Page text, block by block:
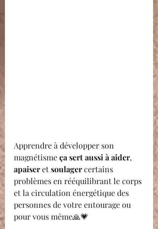
Apprendre à développer son
magnétisme ça sert aussi à aider,
apaiser et soulager certains
problèmes en rééquilibrant le corps
et la circulation énergétique des
personnes de votre entourage ou
pour vous même🙏💗